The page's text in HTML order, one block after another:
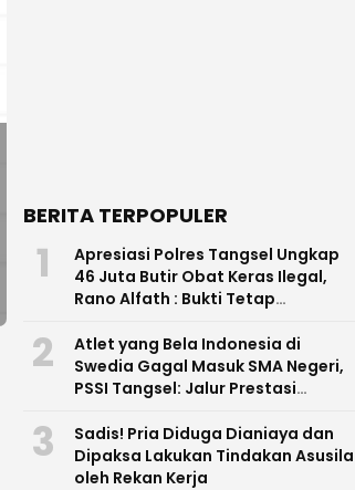
BERITA TERPOPULER
1
Apresiasi Polres Tangsel Ungkap
46 Juta Butir Obat Keras Ilegal,
Rano Alfath : Bukti Tetap
2
Atlet yang Bela Indonesia di
Swedia Gagal Masuk SMA Negeri,
PSSI Tangsel: Jalur Prestasi
3
Sadis! Pria Diduga Dianiaya dan
Dipaksa Lakukan Tindakan Asusila
oleh Rekan Kerja